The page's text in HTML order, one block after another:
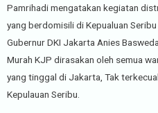
Pamrihadi mengatakan kegiatan
yang berdomisili di Kepualuan
Gubernur DKI Jakarta Anies
Murah KJP dirasakan oleh semua
yang tinggal di Jakarta, Tak
Kepulauan Seribu.